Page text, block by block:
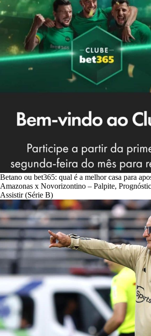
Betano ou bet365: qual é a melhor casa para
Amazonas x Novorizontino – Palpite,
Assistir (Série B)